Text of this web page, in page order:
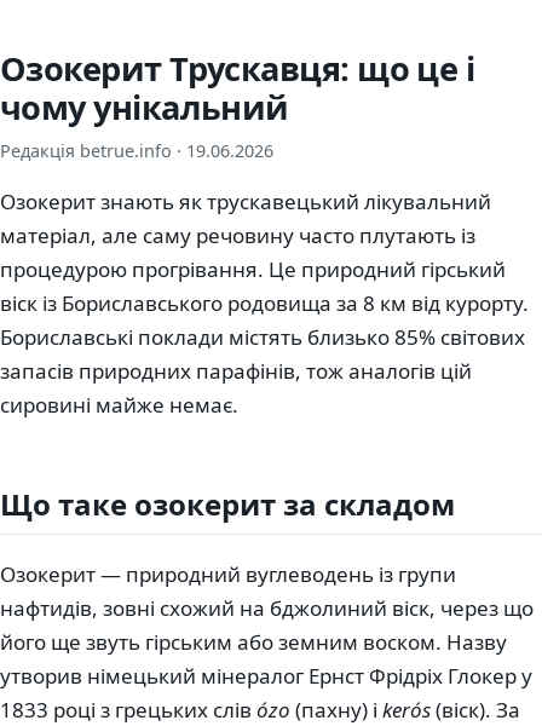
Озокерит Трускавця: що це і
чому унікальний
Редакція betrue.info · 19.06.2026
Озокерит знають як трускавецький лікувальний
матеріал, але саму речовину часто плутають із
процедурою прогрівання. Це природний гірський
віск із Бориславського родовища за 8 км від курорту.
Бориславські поклади містять близько 85% світових
запасів природних парафінів, тож аналогів цій
сировині майже немає.
Що таке озокерит за складом
Озокерит — природний вуглеводень із групи
нафтидів, зовні схожий на бджолиний віск, через що
його ще звуть гірським або земним воском. Назву
утворив німецький мінералог Ернст Фрідріх Глокер у
1833 році з грецьких слів ózo (пахну) і kerós(віск). За